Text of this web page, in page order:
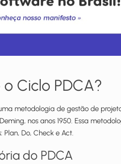
Ciclo PDCA?
metodologia de gestão de
nos anos 1950. Essa
Do, Check e Act.
do PDCA